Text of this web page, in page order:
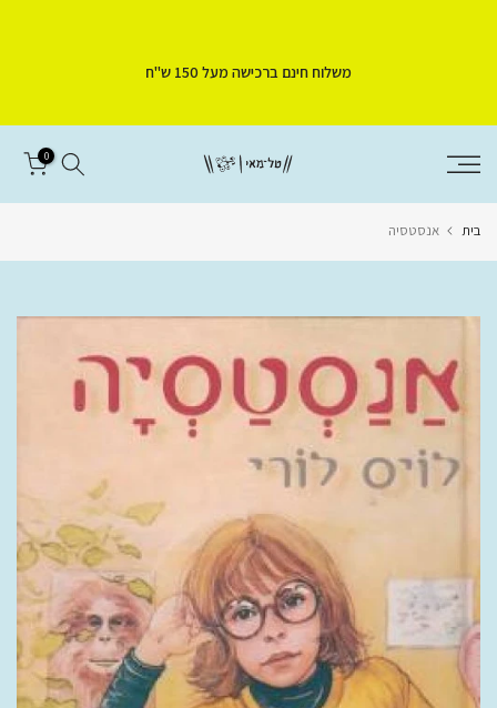
משלוח חינם ברכישה מעל 150 ש"ח
0
בית אנסטסיה